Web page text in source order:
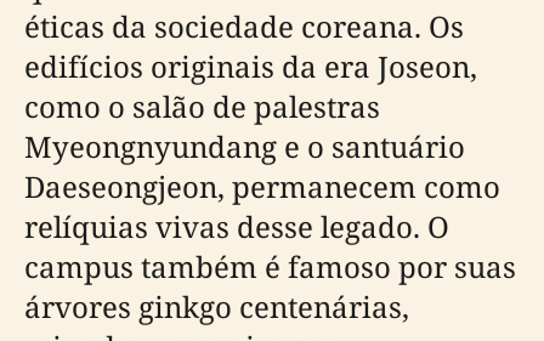
éticas da sociedade coreana. Os
edifícios originais da era Joseon,
como o salão de palestras
Myeongnyundang e o santuário
Daeseongjeon, permanecem como
relíquias vivas desse legado. O
campus também é famoso por suas
árvores ginkgo centenárias,